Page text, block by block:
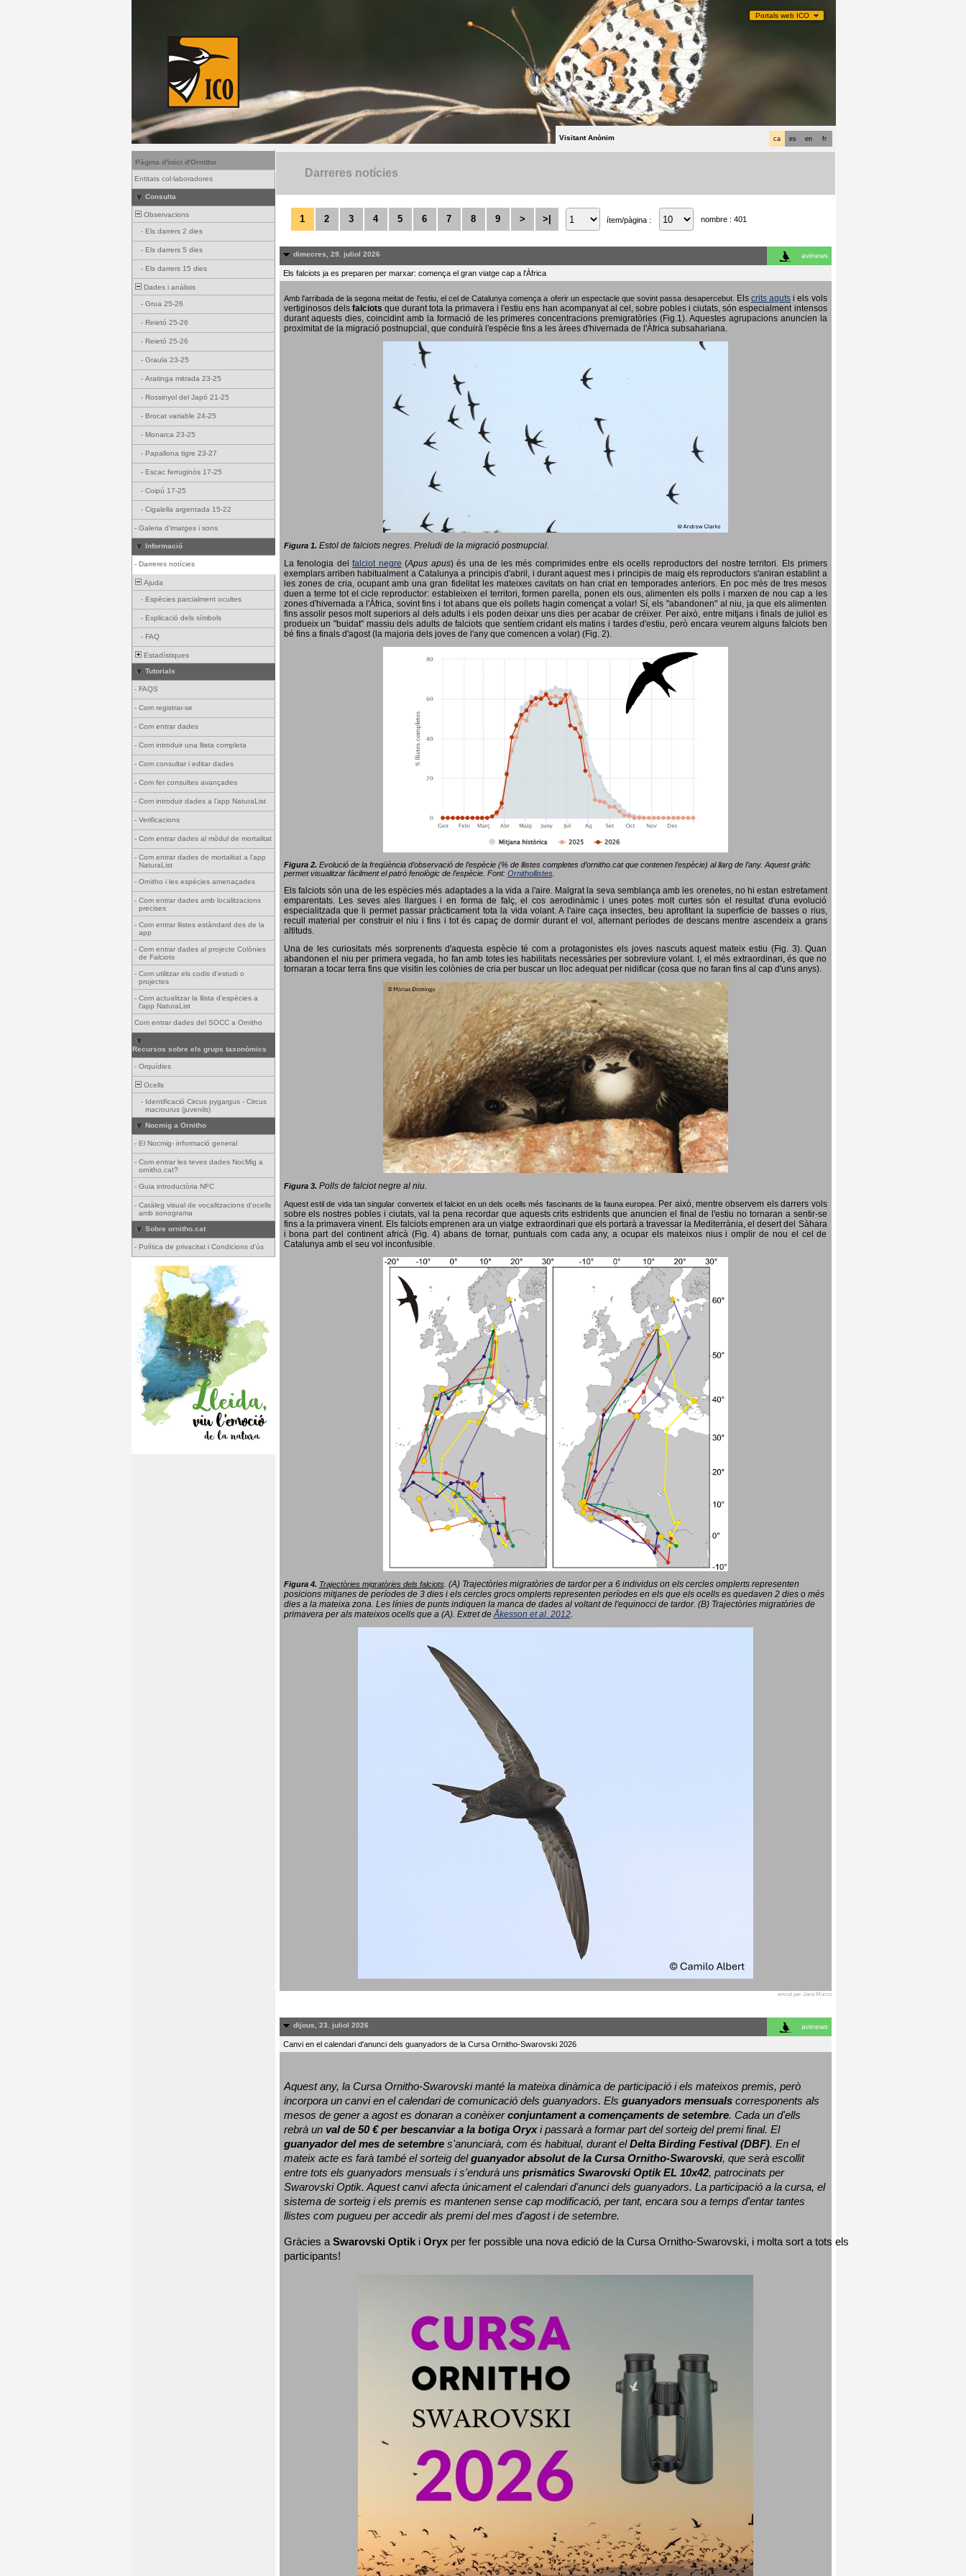
Portals web ICO
fr
en
es
ca
Visitant Anònim
Pàgina d'inici d'Ornitho
Entitats col·laboradores
Consulta
Observacions
- Els darrers 2 dies
- Els darrers 5 dies
- Els darrers 15 dies
Dades i anàlisis
- Grua 25-26
- Reietó 25-26
- Reietó 25-26
- Graula 23-25
- Aratinga mitrada 23-25
- Rossinyol del Japó 21-25
- Brocat variable 24-25
- Monarca 23-25
- Papallona tigre 23-27
- Escac ferruginós 17-25
- Coipú 17-25
- Cigalella argentada 15-22
- Galeria d'imatges i sons
Informació
- Darreres notícies
Ajuda
- Espècies parcialment ocultes
- Explicació dels símbols
- FAQ
Estadístiques
Tutorials
- FAQS
- Com registrar-se
- Com entrar dades
- Com introduir una llista completa
- Com consultar i editar dades
- Com fer consultes avançades
- Com introduir dades a l'app NaturaList
- Verificacions
- Com entrar dades al mòdul de mortalitat
- Com entrar dades de mortalitat a l'app
NaturaList
- Ornitho i les espècies amenaçades
- Com entrar dades amb localitzacions
precises
- Com entrar llistes estàndard des de la
app
- Com entrar dades al projecte Colònies
de Falciots
- Com utilitzar els codis d'estudi o
projectes
- Com actualitzar la llista d'espècies a
l'app NaturaList
Com entrar dades del SOCC a Ornitho
Recursos sobre els grups taxonòmics
- Orquídies
Ocells
- Identificació Circus pygargus - Circus
macrourus (juvenils)
Nocmig a Ornitho
- El Nocmig- informació general
- Com entrar les teves dades NocMig a
ornitho.cat?
- Guia introductòria NFC
- Catàleg visual de vocalitzacions d'ocells
amb sonograma
Sobre ornitho.cat
- Política de privacitat i Condicions d'ús
Darreres notícies
1 2 3 4 5 6 7 8 9 > >| ítem/pàgina : nombre : 401
dimecres, 29. juliol 2026 avinews
Els falciots ja es preparen per marxar: comença el gran viatge cap a l'Àfrica
Amb l'arribada de la segona meitat de l'estiu, el cel de Catalunya comença a oferir un espectacle que sovint passa desapercebut. Els crits aguts i els vols
vertiginosos dels falciots que durant tota la primavera i l'estiu ens han acompanyat al cel, sobre pobles i ciutats, són especialment intensos
durant aquests dies, coincidint amb la formació de les primeres concentracions premigratòries (Fig.1). Aquestes agrupacions anuncien la
proximitat de la migració postnupcial, que conduirà l'espècie fins a les àrees d'hivernada de l'Àfrica subsahariana.
Figura 1. Estol de falciots negres. Preludi de la migració postnupcial.
La fenologia delfalciot negre (Apus apus) és una de les més comprimides entre els ocells reproductors del nostre territori. Els primers
exemplars arriben habitualment a Catalunya a principis d'abril, i durant aquest mes i principis de maig els reproductors s'aniran establint a
les zones de cria, ocupant amb una gran fidelitat les mateixes cavitats on han criat en temporades anteriors. En poc més de tres mesos
duen a terme tot el cicle reproductor: estableixen el territori, formen parella, ponen els ous, alimenten els polls i marxen de nou cap a les
zones d'hivernada a l'Àfrica, sovint fins i tot abans que els pollets hagin començat a volar! Sí, els "abandonen" al niu, ja que els alimenten
fins assolir pesos molt superiors al dels adults i els poden deixar uns dies per acabar de créixer. Per això, entre mitjans i finals de juliol es
produeix un "buidat" massiu dels adults de falciots que sentíem cridant els matins i tardes d'estiu, però encara veurem alguns falciots ben
bé fins a finals d'agost (la majoria dels joves de l'any que comencen a volar) (Fig. 2).
Figura 2. Evolució de la freqüència d’observació de l’espècie (% de llistes completes d’ornitho.cat que contenen l’espècie) al llarg de l’any. Aquest gràfic
permet visualitzar fàcilment el patró fenològic de l’espècie. Font: Ornithollistes.
Els falciots són una de les espècies més adaptades a la vida a l'aire. Malgrat la seva semblança amb les orenetes, no hi estan estretament
emparentats. Les seves ales llargues i en forma de falç, el cos aerodinàmic i unes potes molt curtes són el resultat d'una evolució
especialitzada que li permet passar pràcticament tota la vida volant. A l'aire caça insectes, beu aprofitant la superfície de basses o rius,
recull material per construir el niu i fins i tot és capaç de dormir durant el vol, alternant períodes de descans mentre ascendeix a grans
altituds.
Una de les curiositats més sorprenents d'aquesta espècie té com a protagonistes els joves nascuts aquest mateix estiu (Fig. 3). Quan
abandonen el niu per primera vegada, ho fan amb totes les habilitats necessàries per sobreviure volant. I, el més extraordinari, és que no
tornaran a tocar terra fins que visitin les colònies de cria per buscar un lloc adequat per nidificar (cosa que no faran fins al cap d'uns anys).
Figura 3. Polls de falciot negre al niu.
Aquest estil de vida tan singular converteix el falciot en un dels ocells més fascinants de la fauna europea. Per això, mentre observem els darrers vols
sobre els nostres pobles i ciutats, val la pena recordar que aquests crits estridents que anuncien el final de l'estiu no tornaran a sentir-se
fins a la primavera vinent. Els falciots emprenen ara un viatge extraordinari que els portarà a travessar la Mediterrània, el desert del Sàhara
i bona part del continent africà (Fig. 4) abans de tornar, puntuals com cada any, a ocupar els mateixos nius i omplir de nou el cel de
Catalunya amb el seu vol inconfusible.
Figura 4. Trajectòries migratòries dels falciots. (A) Trajectòries migratòries de tardor per a 6 individus on els cercles omplerts representen
posicions mitjanes de períodes de 3 dies i els cercles grocs omplerts representen períodes en els que els ocells es quedaven 2 dies o més
dies a la mateixa zona. Les línies de punts indiquen la manca de dades al voltant de l'equinocci de tardor. (B) Trajectòries migratòries de
primavera per als mateixos ocells que a (A). Extret deÅkesson et al. 2012.
enviat per Jana Marco
dijous, 23. juliol 2026 avinews
Canvi en el calendari d'anunci dels guanyadors de la Cursa Ornitho-Swarovski 2026
Aquest any, la Cursa Ornitho-Swarovski manté la mateixa dinàmica de participació i els mateixos premis, però
incorpora un canvi en el calendari de comunicació dels guanyadors. Els guanyadors mensuals corresponents als
mesos de gener a agost es donaran a conèixer conjuntament a començaments de setembre. Cada un d'ells
rebrà un val de 50 € per bescanviar a la botiga Oryx i passarà a formar part del sorteig del premi final.
El
guanyador del mes de setembre s'anunciarà, com és habitual, durant el Delta Birding Festival (DBF). En el
mateix acte es farà també el sorteig del guanyador absolut de la Cursa Ornitho-Swarovski, que serà escollit
entre tots els guanyadors mensuals i s'endurà uns prismàtics Swarovski Optik EL 10x42, patrocinats per
Swarovski Optik. Aquest canvi afecta únicament el calendari d'anunci dels guanyadors. La participació a la cursa, el
sistema de sorteig i els premis es mantenen sense cap modificació, per tant, encara sou a temps d'entar tantes
llistes com pugueu per accedir als premi del mes d'agost i de setembre.
Gràcies a Swarovski Optik i Oryx per fer possible una nova edició de la Cursa Ornitho-Swarovski, i molta sort a tots els
participants!